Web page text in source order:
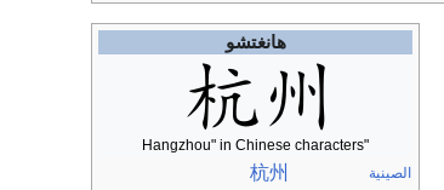
هانغتشو
"Hangzhou" in Chinese characters
الصينية
杭州